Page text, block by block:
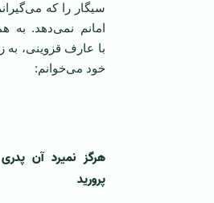
سیگار را که
امانم نمی‌دهد. به
با عارف قزوینی، به
خود می‌خوانم:
هرگز نمیرد آن
پرورید